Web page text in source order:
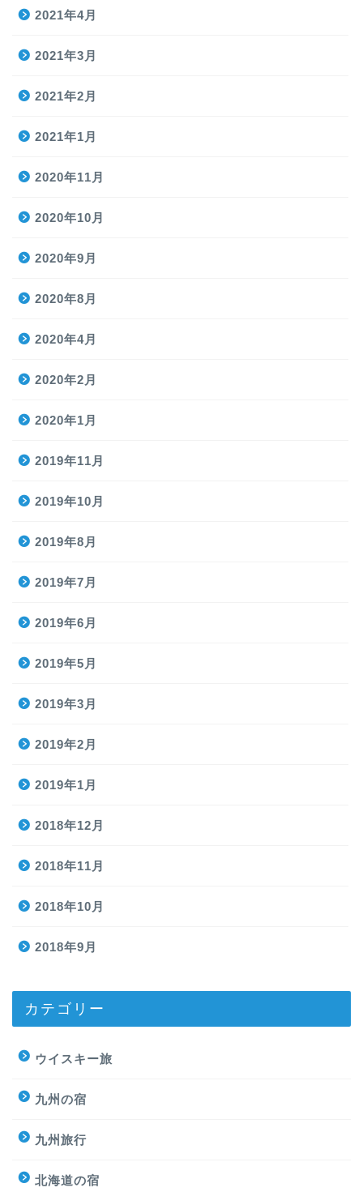
2021年4月
2021年3月
2021年2月
2021年1月
2020年11月
2020年10月
2020年9月
2020年8月
2020年4月
2020年2月
2020年1月
2019年11月
2019年10月
2019年8月
2019年7月
2019年6月
2019年5月
2019年3月
2019年2月
2019年1月
2018年12月
2018年11月
2018年10月
2018年9月
カテゴリー
ウイスキー旅
九州の宿
九州旅行
北海道の宿